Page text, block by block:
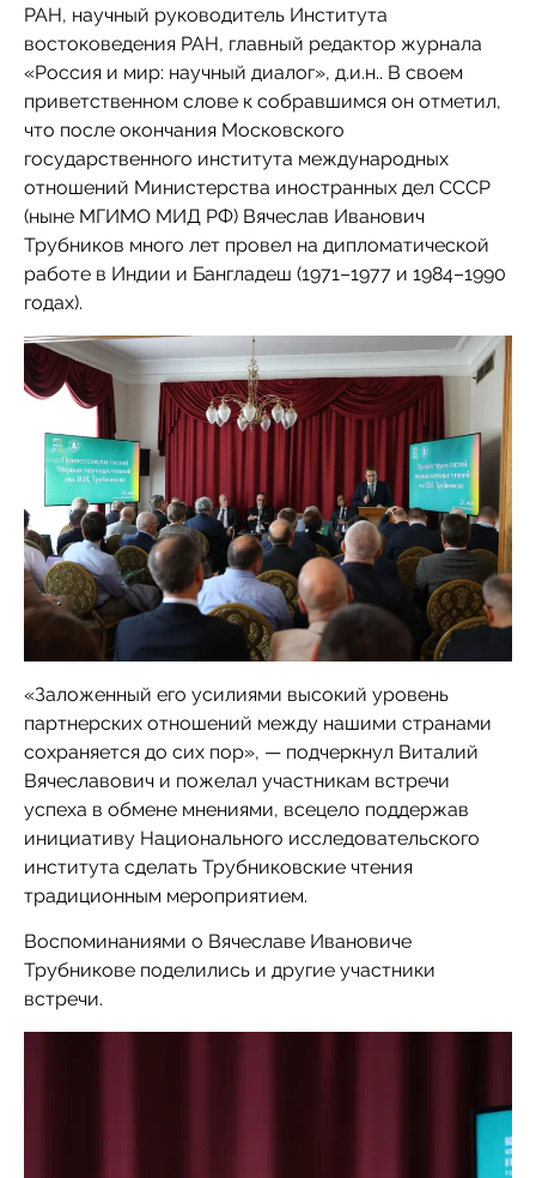
РАН, научный руководитель Института
востоковедения РАН, главный редактор журнала
«Россия и мир: научный диалог», д.и.н.. В своем
приветственном слове к собравшимся он отметил,
что после окончания Московского
государственного института международных
отношений Министерства иностранных дел СССР
(ныне МГИМО МИД РФ) Вячеслав Иванович
Трубников много лет провел на дипломатической
работе в Индии и Бангладеш (1971–1977 и 1984–1990
годах).
«Заложенный его усилиями высокий уровень
партнерских отношений между нашими странами
сохраняется до сих пор», — подчеркнул Виталий
Вячеславович и пожелал участникам встречи
успеха в обмене мнениями, всецело поддержав
инициативу Национального исследовательского
института сделать Трубниковские чтения
традиционным мероприятием.
Воспоминаниями о Вячеславе Ивановиче
Трубникове поделились и другие участники
встречи.